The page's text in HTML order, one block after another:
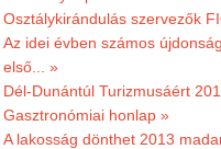
Osztálykirándulás szervezők
Az idei évben számos
első... »
Dél-Dunántúl Turizmusáért
Gasztronómiai honlap »
A lakosság dönthet 2013